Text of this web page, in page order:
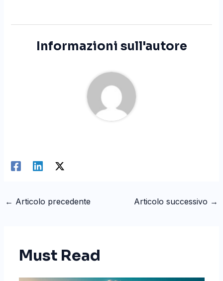
Informazioni sull'autore
← Articolo precedente Articolo successivo →
Must Read